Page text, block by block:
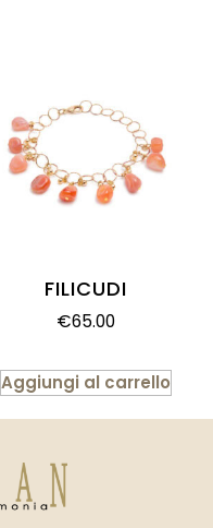
FILICUDI
€65.00
Aggiungi al carrello